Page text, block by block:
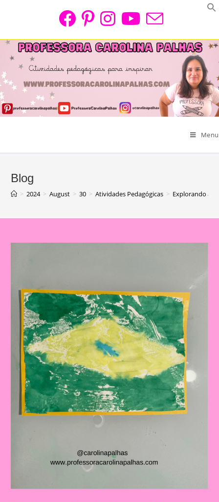
Menu
Blog
> 2024 > August > 30 > Atividades Pedagógicas > Explorando a